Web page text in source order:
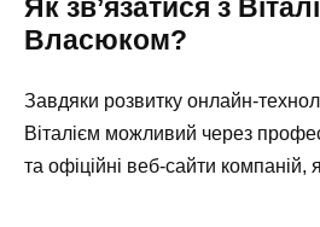
Як зв’язатися з
Власюком?
Завдяки розвитку онлайн-
Віталієм можливий через
та офіційні веб-сайти компаній,